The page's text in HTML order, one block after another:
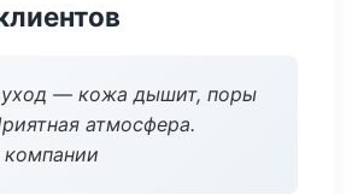
уход — кожа дышит, поры
атмосфера.